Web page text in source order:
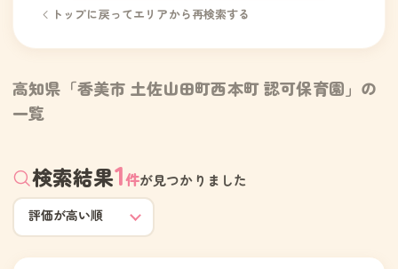
トップに戻ってエリアから再検索する
高知県「香美市 土佐山田町西本町 認可保育園」の
一覧
検索結果1件が見つかりました